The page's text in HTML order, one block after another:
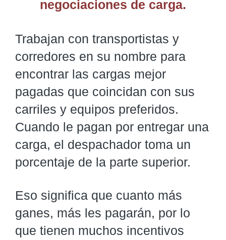
negociaciones de carga.
Trabajan con transportistas y
corredores en su nombre para
encontrar las cargas mejor
pagadas que coincidan con sus
carriles y equipos preferidos.
Cuando le pagan por entregar una
carga, el despachador toma un
porcentaje de la parte superior.
Eso significa que cuanto más
ganes, más les pagarán, por lo
que tienen muchos incentivos